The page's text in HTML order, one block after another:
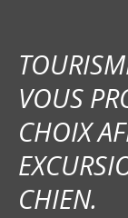
i
c
l
e
VOUS
CHOIX
CHIEN.